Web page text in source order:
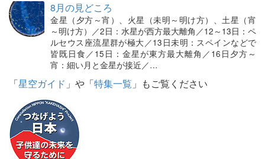
8月の見どころ
金星（夕方～宵）、火星（未明～明け方）、土星（宵
～明け方）／2日：水星が西方最大離角／12～13日：ペ
ルセウス座流星群が極大／13日未明：スペインなどで
皆既日食／15日：金星が東方最大離角／16日夕方～
宵：細い月と金星が接近／…
「星空ガイド 」や「特集一覧 」もご覧ください